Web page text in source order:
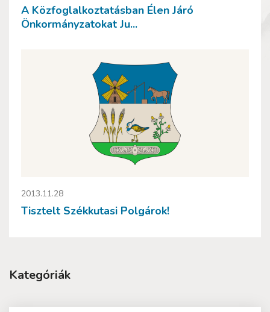
A Közfoglalkoztatásban Élen Járó
Önkormányzatokat Ju...
2013.11.28
Tisztelt Székkutasi Polgárok!
Kategóriák